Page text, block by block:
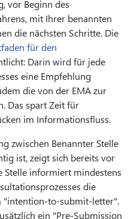
vor Beginn des
mit Ihrer benannten
die nächsten Schritte. Die
für den
Darin wird für jede
eine Empfehlung
die von der EMA zur
Das spart Zeit für
im Informationsfluss.
zwischen Benannter Stelle
ist, zeigt sich bereits vor
Stelle informiert mindestens
die
"intention-to-submit-letter".
ein "Pre-Submission